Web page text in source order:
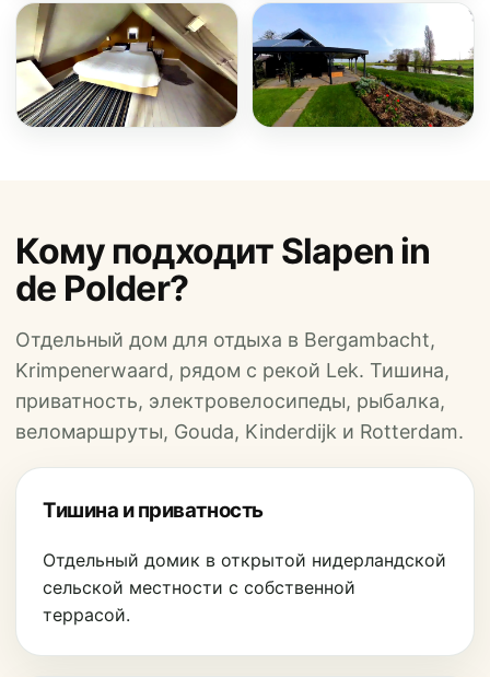
Кому подходит Slapen in
de Polder?
Отдельный дом для отдыха в Bergambacht,
Krimpenerwaard, рядом с рекой Lek. Тишина,
приватность, электровелосипеды, рыбалка,
веломаршруты, Gouda, Kinderdijk и Rotterdam.
Тишина и приватность
Отдельный домик в открытой нидерландской
сельской местности с собственной
террасой.